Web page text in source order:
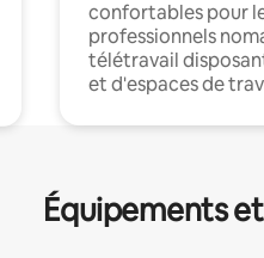
confortables pour
professionnels
télétravail
et d'espaces de
Équipements